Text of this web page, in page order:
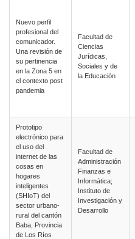
Nuevo perfil
profesional del
comunicador.
Una revisión de
su pertinencia
en la Zona 5 en
el contexto post
pandemia
Facultad de
Ciencias
Jurídicas,
Sociales y de
la Educación
Prototipo
electrónico para
el uso del
internet de las
cosas en
hogares
inteligentes
(SHIoT) del
sector urbano-
rural del cantón
Baba, Provincia
de Los Ríos
Facultad de
Administración
Finanzas e
Informática;
Instituto de
Investigación y
Desarrollo